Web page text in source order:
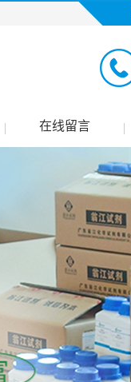
在线留言